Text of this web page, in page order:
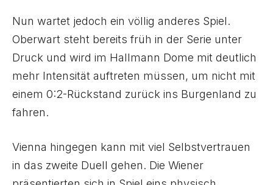
Nun wartet jedoch ein völlig anderes Spiel.
Oberwart steht bereits früh in der Serie unter
Druck und wird im Hallmann Dome mit deutlich
mehr Intensität auftreten müssen, um nicht mit
einem 0:2-Rückstand zurück ins Burgenland zu
fahren.
Vienna hingegen kann mit viel Selbstvertrauen
in das zweite Duell gehen. Die Wiener